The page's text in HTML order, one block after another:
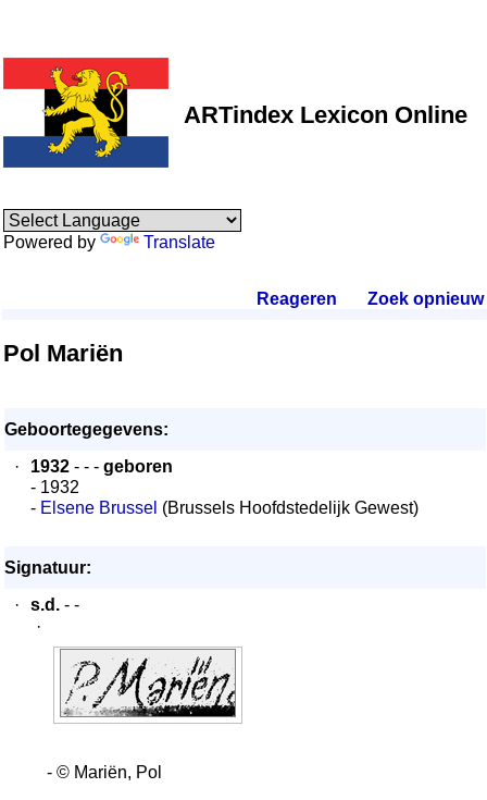
ARTindex Lexicon Online
Powered by Translate
Reageren Zoek opnieuw.
Pol Mariën
Geboortegegevens:
·
1932 - - - geboren
- 1932
- Elsene Brussel (Brussels Hoofdstedelijk Gewest)
Signatuur:
·
s.d. - -
·
- © Mariën, Pol